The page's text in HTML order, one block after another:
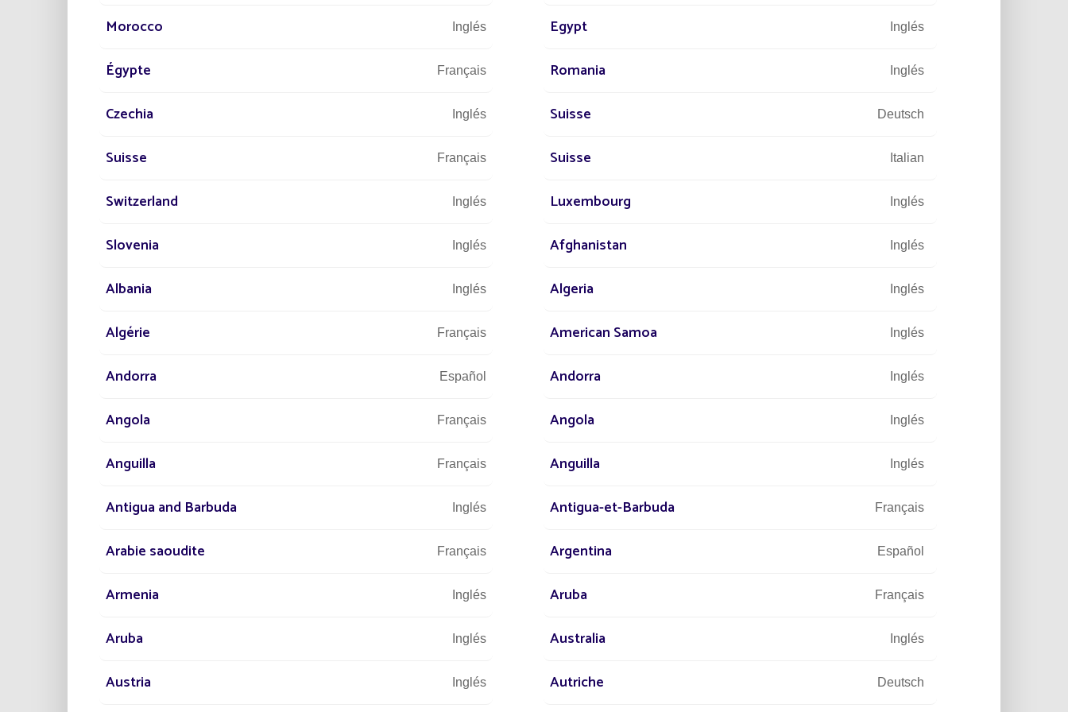
Potencia
Potente iluminación solar,
equivalente a la de la red
resistencia a las temperaturas)
Ecorresponsable
Se inscribe en un enfoque de
preservación del medio
Cómo funciona una luminaria solar
Morocco Inglés Egypt Inglés
Égypte Français Romania Inglés
Czechia Inglés Suisse Deutsch
Suisse Français Suisse Italian
Switzerland Inglés Luxembourg Inglés
Slovenia Inglés Afghanistan Inglés
Albania Inglés Algeria Inglés
Algérie Français American Samoa Inglés
Andorra Español Andorra Inglés
Angola Français Angola Inglés
Anguilla Français Anguilla Inglés
Antigua and Barbuda Inglés Antigua-et-Barbuda Français
Arabie saoudite Français Argentina Español
Armenia Inglés Aruba Français
Aruba Inglés Australia Inglés
Austria Inglés Autriche Deutsch